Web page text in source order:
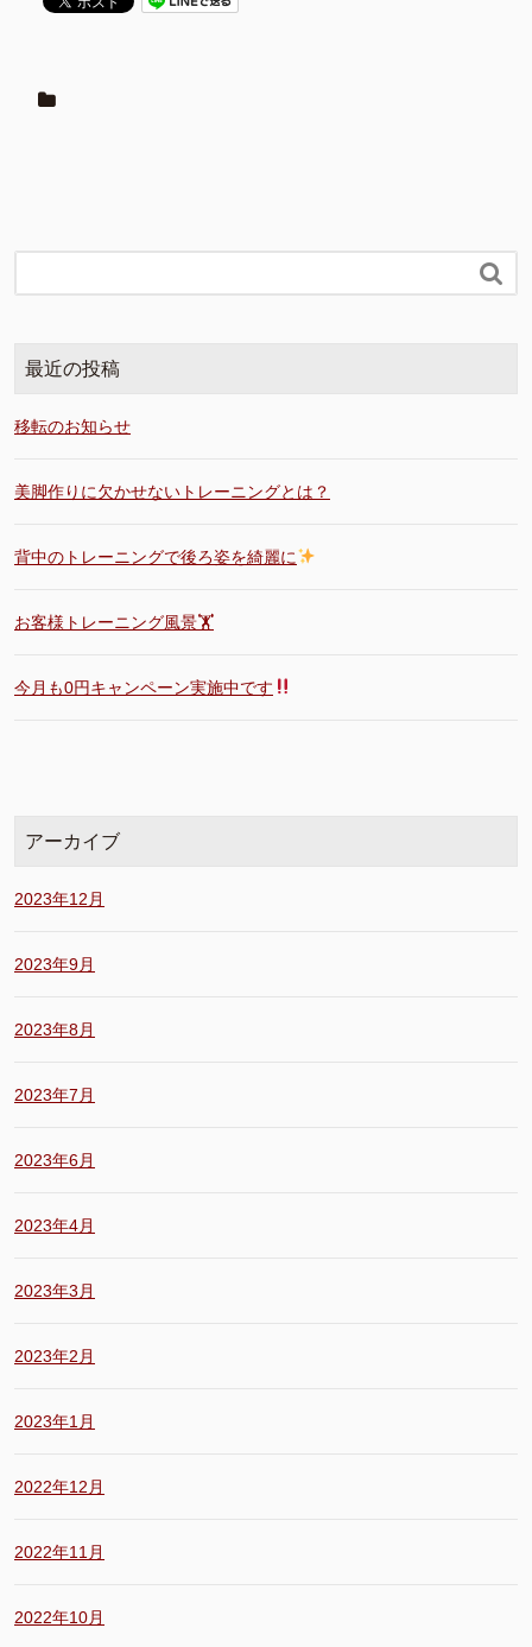

最近の投稿
移転のお知らせ
美脚作りに欠かせないトレーニングとは？
背中のトレーニングで後ろ姿を綺麗に
お客様トレーニング風景🏋️
今月も0円キャンペーン実施中です
アーカイブ
2023年12月
2023年9月
2023年8月
2023年7月
2023年6月
2023年4月
2023年3月
2023年2月
2023年1月
2022年12月
2022年11月
2022年10月